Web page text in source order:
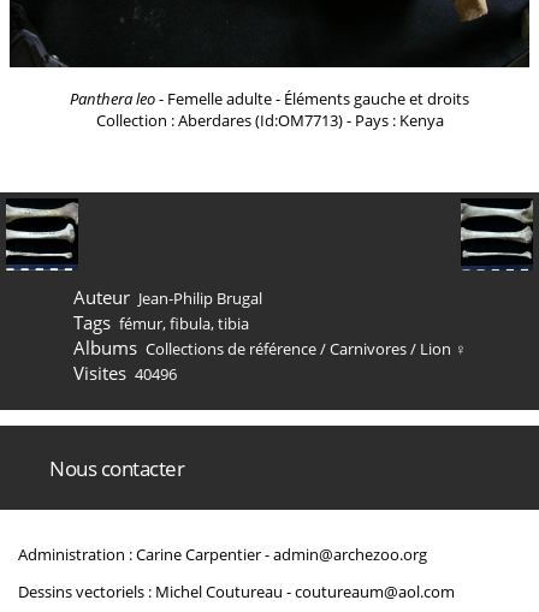
Panthera leo- Femelle adulte - Éléments gauche et droits
Collection : Aberdares (Id:OM7713) - Pays : Kenya
Auteur Jean-Philip Brugal
Tags fémur,fibula,tibia
Albums Collections de référence/Carnivores/ Lion ♀
Visites 40496
Nous contacter
Administration : Carine Carpentier -admin@archezoo.org
Dessins vectoriels : Michel Coutureau -coutureaum@aol.com